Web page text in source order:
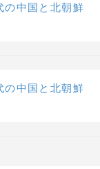
中国と北朝鮮
中国と北朝鮮